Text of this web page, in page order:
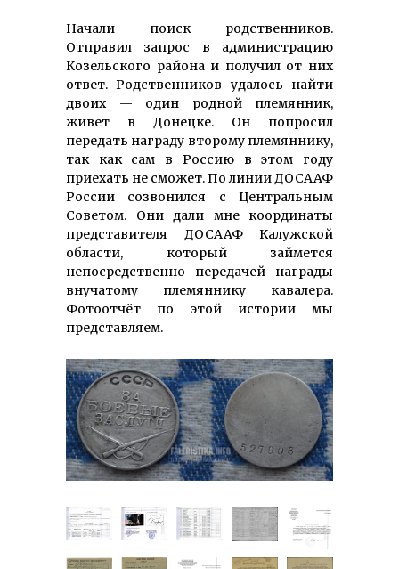
Начали поиск родственников.
Отправил запрос в администрацию
Козельского района и получил от них
ответ. Родственников удалось найти
двоих — один родной племянник,
живет в Донецке. Он попросил
передать награду второму племяннику,
так как сам в Россию в этом году
приехать не сможет. По линии ДОСААФ
России созвонился с Центральным
Советом. Они дали мне координаты
представителя ДОСААФ Калужской
области, который займется
непосредственно передачей награды
внучатому племяннику кавалера.
Фотоотчёт по этой истории мы
представляем.